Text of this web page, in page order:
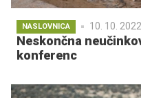
NASLOVNICA 10. 10.
Neskončna
konferenc